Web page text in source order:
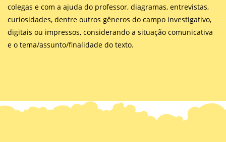
colegas e com a ajuda do professor, diagramas, entrevistas,
curiosidades, dentre outros gêneros do campo investigativo,
digitais ou impressos, considerando a situação comunicativa
e o tema/assunto/finalidade do texto.